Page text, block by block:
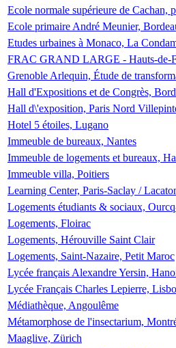
Ecole normale supérieure de Cachan,
Ecole primaire André Meunier,
Etudes urbaines à Monaco, La
FRAC GRAND LARGE - Hauts-de-
Grenoble Arlequin, Étude de
Hall d'Expositions et de Congrès,
Hall d\'exposition, Paris Nord
Hotel 5 étoiles, Lugano
Immeuble de bureaux, Nantes
Immeuble de logements et bureaux,
Immeuble villa, Poitiers
Learning Center, Paris-Saclay /
Logements étudiants & sociaux,
Logements, Floirac
Logements, Hérouville Saint Clair
Logements, Saint-Nazaire, Petit Maroc
Lycée français Alexandre Yersin,
Lycée Français Charles Lepierre,
Médiathèque, Angoulême
Métamorphose de l'insectarium,
Maaglive, Zürich